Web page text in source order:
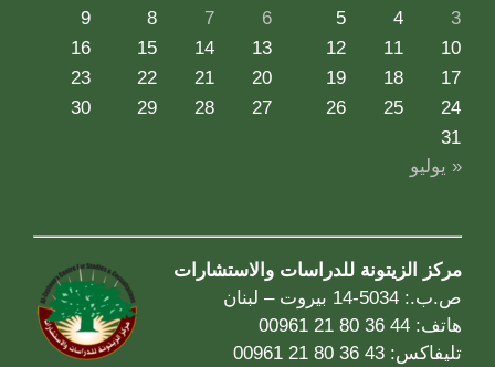
3
4
5
6
7
8
9
10
11
12
13
14
15
16
17
18
19
20
21
22
23
24
25
26
27
28
29
30
31
« يوليو
مركز الزيتونة للدراسات والاستشارات
ص.ب.: 5034-14 بيروت – لبنان
هاتف: 44 36 80 21 00961
تليفاكس: 43 36 80 21 00961